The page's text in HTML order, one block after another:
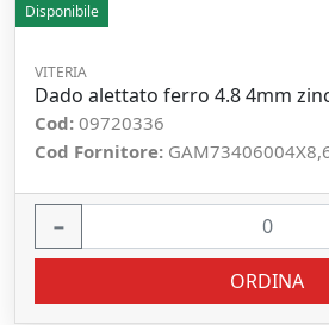
Disponibile
VITERIA
Dado alettato ferro 4.8 4mm
Cod: 09720336
Cod Fornitore:
−
ORDINA